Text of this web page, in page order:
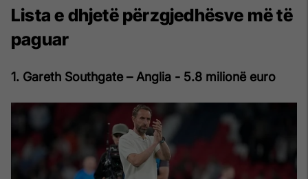
Lista e dhjetë përzgjedhësve më të
paguar
1. Gareth Southgate – Anglia - 5.8 milionë euro